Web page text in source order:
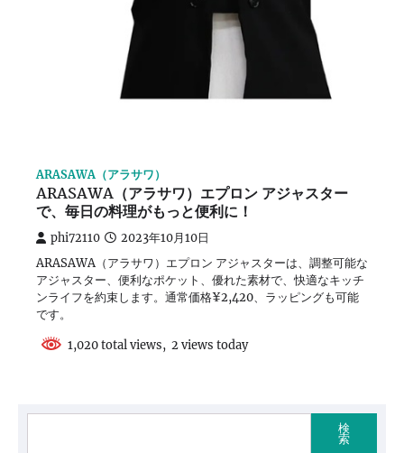
ARASAWA（アラサワ）
ARASAWA（アラサワ）エプロン アジャスター
で、毎日の料理がもっと便利に！
phi72110 2023年10月10日
ARASAWA（アラサワ）エプロン アジャスターは、調整可能な
アジャスター、便利なポケット、優れた素材で、快適なキッチ
ンライフを約束します。通常価格¥2,420、ラッピングも可能
です。
1,020 total views, 2 views today
検
索